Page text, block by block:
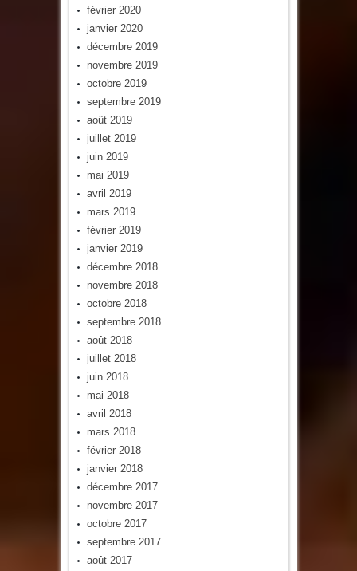
février 2020
janvier 2020
décembre 2019
novembre 2019
octobre 2019
septembre 2019
août 2019
juillet 2019
juin 2019
mai 2019
avril 2019
mars 2019
février 2019
janvier 2019
décembre 2018
novembre 2018
octobre 2018
septembre 2018
août 2018
juillet 2018
juin 2018
mai 2018
avril 2018
mars 2018
février 2018
janvier 2018
décembre 2017
novembre 2017
octobre 2017
septembre 2017
août 2017